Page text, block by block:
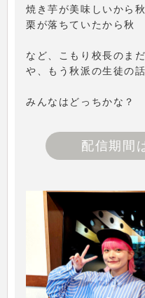
焼き芋が美味しいから秋
栗が落ちていたから秋
など、こもり校長のま
や、もう秋派の生徒の
みんなはどっちかな？
配信期間